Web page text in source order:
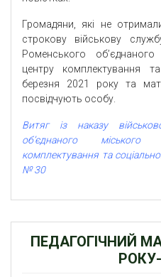
Громадяни, які не
строкову військову
Роменського об’єднаного
центру комплектування
березня 2021 року та
посвідчують особу.
Витяг із наказу
об’єднаного міського
комплектування та
№ 30
ПЕДАГОГІЧНИЙ